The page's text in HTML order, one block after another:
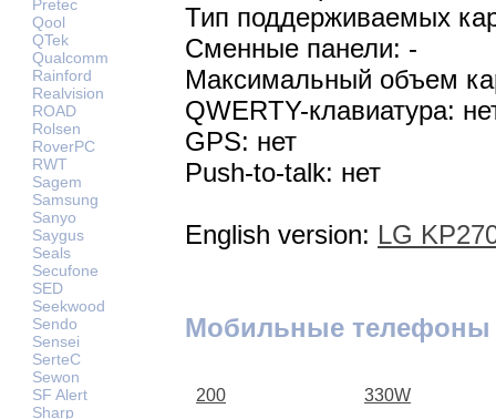
Pretec
Qool
QTek
Qualcomm
Rainford
Realvision
ROAD
Rolsen
RoverPC
RWT
Sagem
Samsung
Sanyo
Saygus
Seals
Secufone
SED
Seekwood
Sendo
Sensei
SerteC
Sewon
SF Alert
Sharp
Тип поддерживаемых
Сменные панели: -
Максимальный объем
QWERTY-клавиатура:
GPS: нет
Push-to-talk: нет
English version: LG
Мобильные телефоны
200 330W